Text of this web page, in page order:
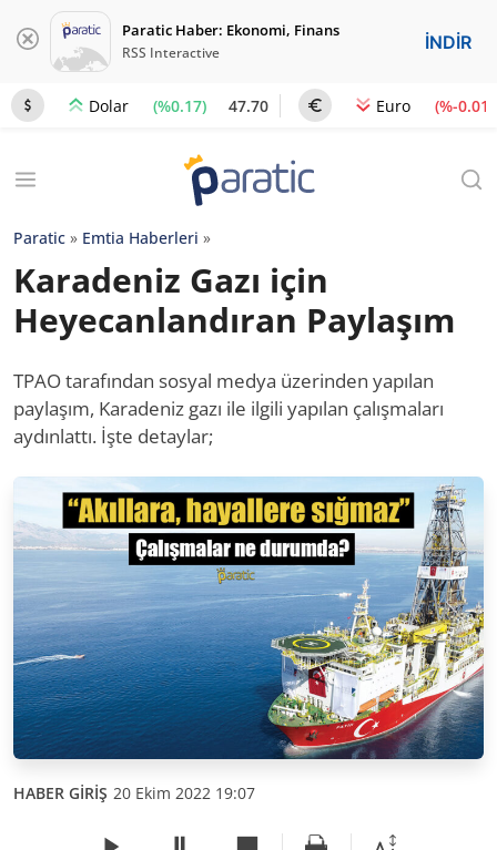
Paratic Haber: Ekonomi, Finans
RSS Interactive İNDİR
Dolar (%0.17) 47.70 Euro (%-0.01)
Paratic » Emtia Haberleri »
Karadeniz Gazı için
Heyecanlandıran Paylaşım
TPAO tarafından sosyal medya üzerinden yapılan
paylaşım, Karadeniz gazı ile ilgili yapılan çalışmaları
aydınlattı. İşte detaylar;
HABER GİRİŞ 20 Ekim 2022 19:07